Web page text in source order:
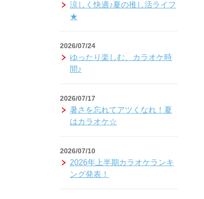
涼しく快適♪夏の推し活ライフ
★
2026/07/24
ゆったり楽しむ、カラオケ時
間♪
2026/07/17
暑さを忘れてアツくなれ！夏
はカラオケ☆
2026/07/10
2026年上半期カラオケランキ
ング発表！